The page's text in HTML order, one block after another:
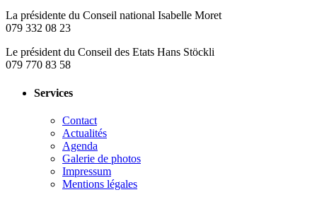
​La présidente du Conseil national Isabelle Moret
079 332 08 23
Le président du Conseil des Etats Hans Stöckli
079 770 83 58
Services
Contact
Actualités
Agenda
Galerie de photos
Impressum
Mentions légales